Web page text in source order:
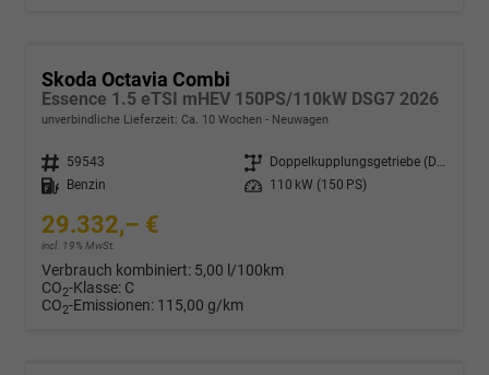
Skoda Octavia Combi
Essence 1.5 eTSI mHEV 150PS/110kW DSG7 2026
unverbindliche Lieferzeit: Ca. 10 Wochen Neuwagen
Fahrzeugnr. 59543 Getriebe
Doppelkupplungsgetriebe (DSG)
Kraftstoff
Benzin Leistung 110 kW (150 PS)
29.332,– €
incl. 19% MwSt.
Verbrauch kombiniert: 5,00 l/100km
CO2-Klasse: C
CO2-Emissionen: 115,00 g/km